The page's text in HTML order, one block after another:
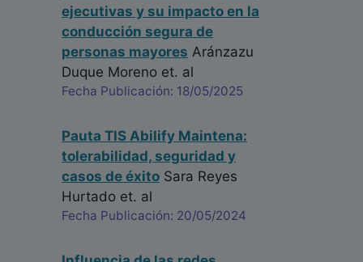
ejecutivas y su impacto en la
conducción segura de
personas mayores Aránzazu
Duque Moreno et. al
Fecha Publicación: 18/05/2025
Pauta TIS Abilify Maintena:
tolerabilidad, seguridad y
casos de éxito Sara Reyes
Hurtado et. al
Fecha Publicación: 20/05/2024